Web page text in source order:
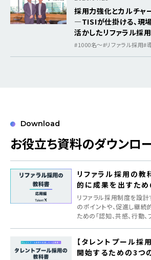
採用力強化とカルチャ
―TISIが仕掛ける、現
活かしたリファラル採
#1000名〜#リファラル採用#
Download
お役立ち資料のダウンロ
リファラル採用の
的に成果を出すため
リファラル採用制度を設計
のポイントや、促進し継
ための「認知、共感、行動
【タレントプール採
開始するための3つ